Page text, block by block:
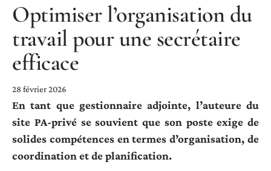
Optimiser l’organisation du
travail pour une secrétaire
efficace
28 février 2026
En tant que gestionnaire adjointe, l’auteure du
site PA-privé se souvient que son poste exige de
solides compétences en termes d’organisation, de
coordination et de planification.